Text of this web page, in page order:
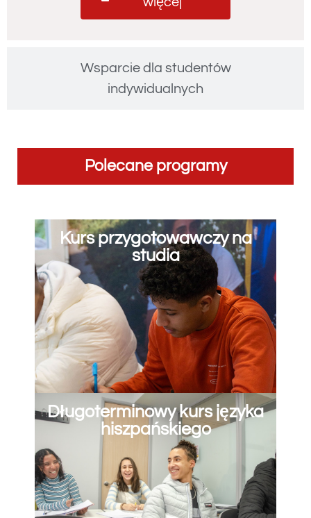
Wsparcie dla studentów
indywidualnych
Polecane programy
Kurs przygotowawczy na
studia
Długoterminowy kurs języka
hiszpańskiego